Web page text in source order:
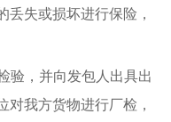
丢失或损坏进行保险，
，并向发包人出具出
对我方货物进行厂检，